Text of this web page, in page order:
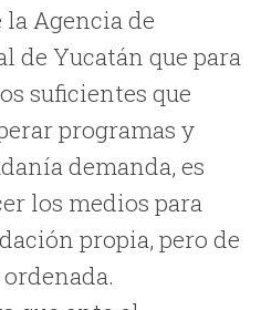
Agencia de
de Yucatán que para
suficientes que
programas y
demanda, es
los medios para
propia, pero de